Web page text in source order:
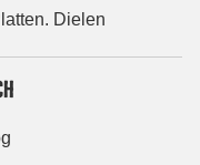
Dielen